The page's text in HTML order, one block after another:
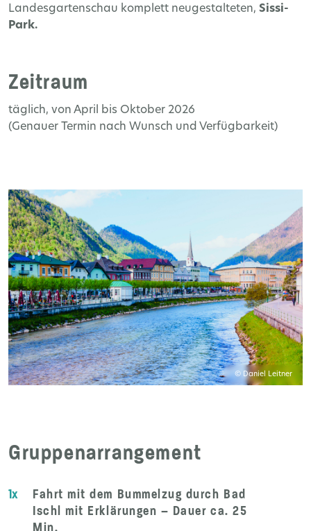
Landesgartenschau komplett neugestalteten, Sissi-
Park.
Zeitraum
täglich, von April bis Oktober 2026
(Genauer Termin nach Wunsch und Verfügbarkeit)
© Daniel Leitner
Gruppenarrangement
1x
Fahrt mit dem Bummelzug durch Bad
Ischl mit Erklärungen – Dauer ca. 25
Min.